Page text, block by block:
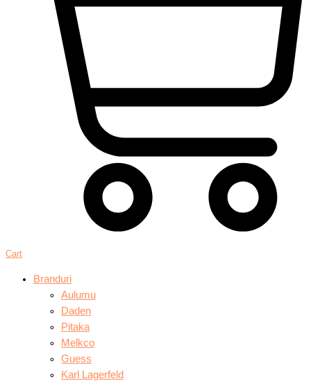
Cart
Branduri
Aulumu
Daden
Pitaka
Melkco
Guess
Karl Lagerfeld